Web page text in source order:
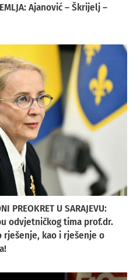
Ajanović – Škrijelj –
PREOKRET U SARAJEVU:
odvjetničkog tima prof.dr.
kao i rješenje o